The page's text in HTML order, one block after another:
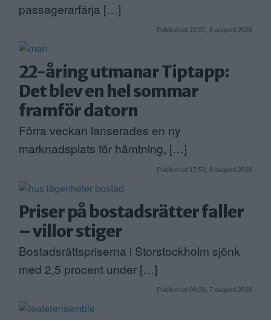
passagerarfärja […]
Publicerad 22:07, 8 augusti 2026
22-åring utmanar Tiptapp:
Det blev en hel sommar
framför datorn
Förra veckan lanserades en ny
marknadsplats för hämtning, […]
Publicerad 17:53, 8 augusti 2026
Priser på bostadsrätter faller
– villor stiger
Bostadsrättspriserna i Storstockholm sjönk
med 2,5 procent under […]
Publicerad 09:38, 7 augusti 2026